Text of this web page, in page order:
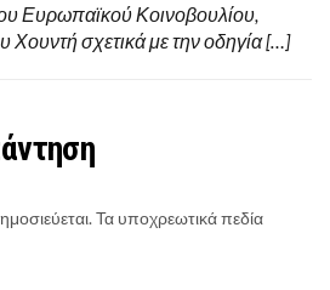
Ευρωπαϊκού Κοινοβουλίου,
σχετικά με την οδηγία […]
Τα υποχρεωτικά πεδία